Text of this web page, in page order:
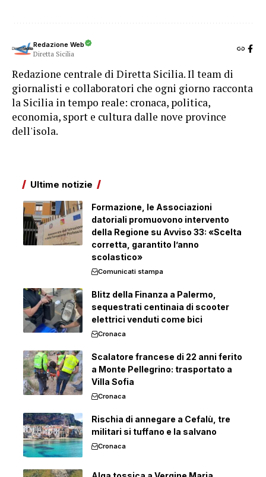
Redazione Web
Diretta Sicilia
Redazione centrale di Diretta Sicilia. Il team di
giornalisti e collaboratori che ogni giorno racconta
la Sicilia in tempo reale: cronaca, politica,
economia, sport e cultura dalle nove province
dell'isola.
Ultime notizie
Formazione, le Associazioni
datoriali promuovono intervento
della Regione su Avviso 33: «Scelta
corretta, garantito l’anno
scolastico»
Comunicati stampa
Blitz della Finanza a Palermo,
sequestrati centinaia di scooter
elettrici venduti come bici
Cronaca
Scalatore francese di 22 anni ferito
a Monte Pellegrino: trasportato a
Villa Sofia
Cronaca
Rischia di annegare a Cefalù, tre
militari si tuffano e la salvano
Cronaca